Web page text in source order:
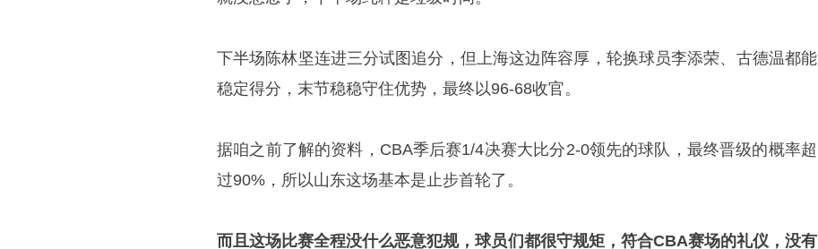
下半场 陈林坚连进三分试图追分，但上海这边阵容厚，轮换球员李添荣、古德温都能
稳定得分，末节稳稳守住优势，最终以96-68收官。
据咱之前了解的资料，CBA季后赛1/4决赛大比分2-0领先的球队，最终晋级的概率超
过90%，所以山东这场基本是止步首轮了。
而且这场比赛全程没什么恶意犯规，球员们都很守规矩，符合CBA赛场的礼仪，没有